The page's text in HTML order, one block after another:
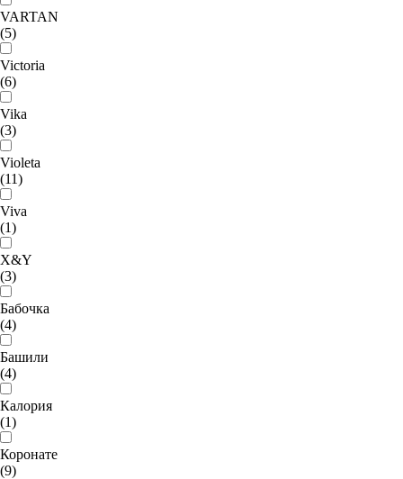
VARTAN
(5)
Victoria
(6)
Vika
(3)
Violeta
(11)
Viva
(1)
X&Y
(3)
Бабочка
(4)
Башили
(4)
Калория
(1)
Коронате
(9)